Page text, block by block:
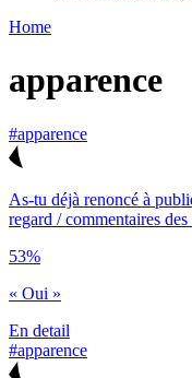
Home
apparence
#apparence
As-tu déjà renoncé à
regard / commentaires des
53%
« Oui »
En detail
#apparence